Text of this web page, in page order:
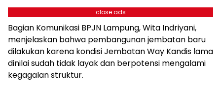
close ads
Bagian Komunikasi BPJN Lampung, Wita Indriyani,
menjelaskan bahwa pembangunan jembatan baru
dilakukan karena kondisi Jembatan Way Kandis lama
dinilai sudah tidak layak dan berpotensi mengalami
kegagalan struktur.